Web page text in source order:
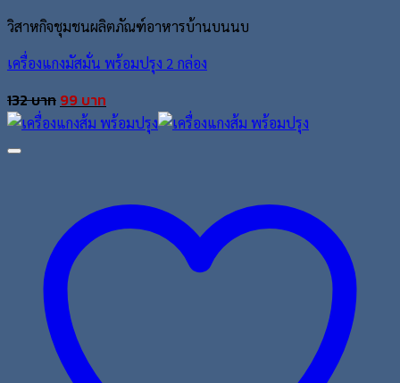
วิสาหกิจชุมชนผลิตภัณฑ์อาหารบ้านบนนบ
เครื่องแกงมัสมั่น พร้อมปรุง 2 กล่อง
132บาท Original
price
99 บาท
price